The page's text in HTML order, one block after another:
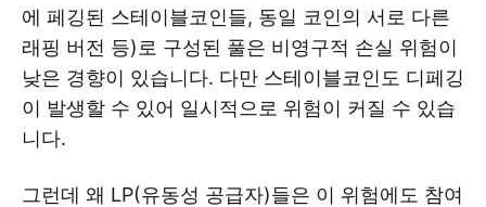
에 페깅된 스테이블코인들, 동일 코인의 서로 다른
래핑 버전 등)로 구성된 풀은 비영구적 손실 위험이
낮은 경향이 있습니다. 다만 스테이블코인도 디페깅
이 발생할 수 있어 일시적으로 위험이 커질 수 있습
니다.
그런데 왜 LP(유동성 공급자)들은 이 위험에도 참여